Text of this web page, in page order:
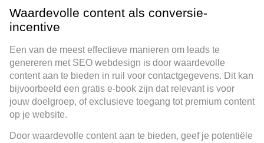
Waardevolle content als conversie-
incentive
Een van de meest effectieve manieren om leads te
genereren met SEO webdesign is door waardevolle
content aan te bieden in ruil voor contactgegevens. Dit kan
bijvoorbeeld een gratis e-book zijn dat relevant is voor
jouw doelgroep, of exclusieve toegang tot premium content
op je website.
Door waardevolle content aan te bieden, geef je potentiële